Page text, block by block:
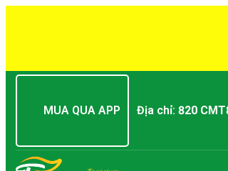
MUA QUA APP Địa chỉ: 820